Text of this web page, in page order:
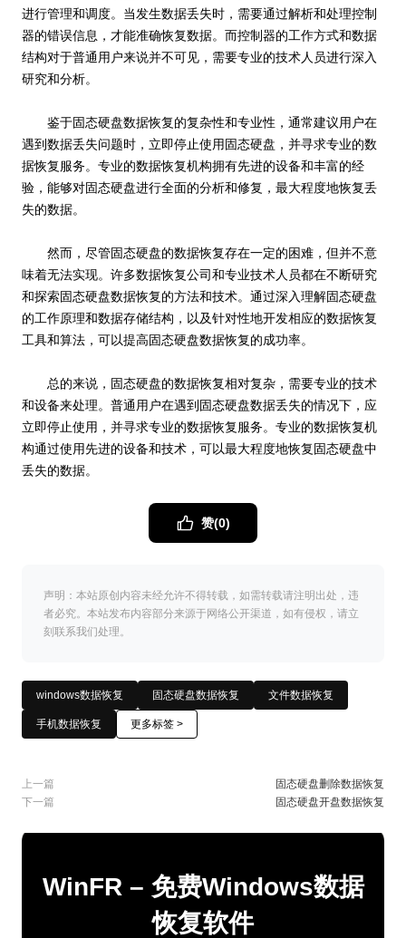
进行管理和调度。当发生数据丢失时，需要通过解析和处理控制
器的错误信息，才能准确恢复数据。而控制器的工作方式和数据
结构对于普通用户来说并不可见，需要专业的技术人员进行深入
研究和分析。
鉴于固态硬盘数据恢复的复杂性和专业性，通常建议用户在
遇到数据丢失问题时，立即停止使用固态硬盘，并寻求专业的数
据恢复服务。专业的数据恢复机构拥有先进的设备和丰富的经
验，能够对固态硬盘进行全面的分析和修复，最大程度地恢复丢
失的数据。
然而，尽管固态硬盘的数据恢复存在一定的困难，但并不意
味着无法实现。许多数据恢复公司和专业技术人员都在不断研究
和探索固态硬盘数据恢复的方法和技术。通过深入理解固态硬盘
的工作原理和数据存储结构，以及针对性地开发相应的数据恢复
工具和算法，可以提高固态硬盘数据恢复的成功率。
总的来说，固态硬盘的数据恢复相对复杂，需要专业的技术
和设备来处理。普通用户在遇到固态硬盘数据丢失的情况下，应
立即停止使用，并寻求专业的数据恢复服务。专业的数据恢复机
构通过使用先进的设备和技术，可以最大程度地恢复固态硬盘中
丢失的数据。
赞(0)
声明：本站原创内容未经允许不得转载，如需转载请注明出处，违
者必究。本站发布内容部分来源于网络公开渠道，如有侵权，请立
刻联系我们处理。
windows数据恢复 固态硬盘数据恢复 文件数据恢复
手机数据恢复 更多标签 >
上一篇
固态硬盘删除数据恢复
下一篇
固态硬盘开盘数据恢复
WinFR – 免费Windows数据
恢复软件